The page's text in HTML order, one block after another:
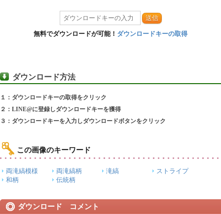
送信
無料でダウンロードが可能！ ダウンロードキーの取得
ダウンロード方法
１：ダウンロードキーの取得をクリック
２：LINE@に登録しダウンロードキーを獲得
３：ダウンロードキーを入力しダウンロードボタンをクリック
この画像のキーワード
両滝縞模様 両滝縞柄 滝縞
ストライプ
和柄
伝統柄
ダウンロード コメント